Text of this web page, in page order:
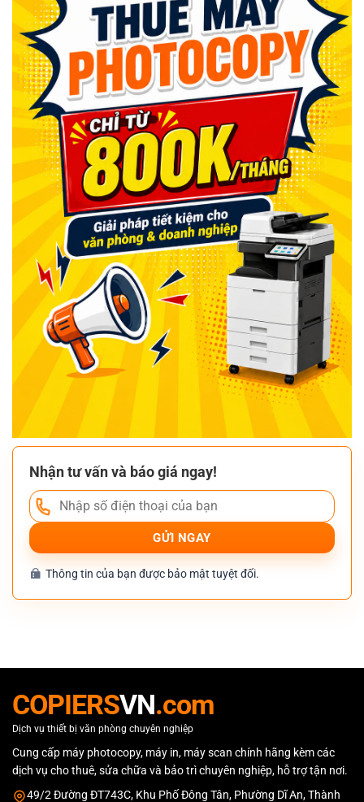
Nhận tư vấn và báo giá ngay!
Thông tin của bạn được bảo mật tuyệt đối.
COPIERSVN.com
Dịch vụ thiết bị văn phòng chuyên nghiệp
Cung cấp máy photocopy, máy in, máy scan chính hãng kèm các
dịch vụ cho thuê, sửa chữa và bảo trì chuyên nghiệp, hỗ trợ tận nơi.
49/2 Đường ĐT743C, Khu Phố Đông Tân, Phường Dĩ An, Thành